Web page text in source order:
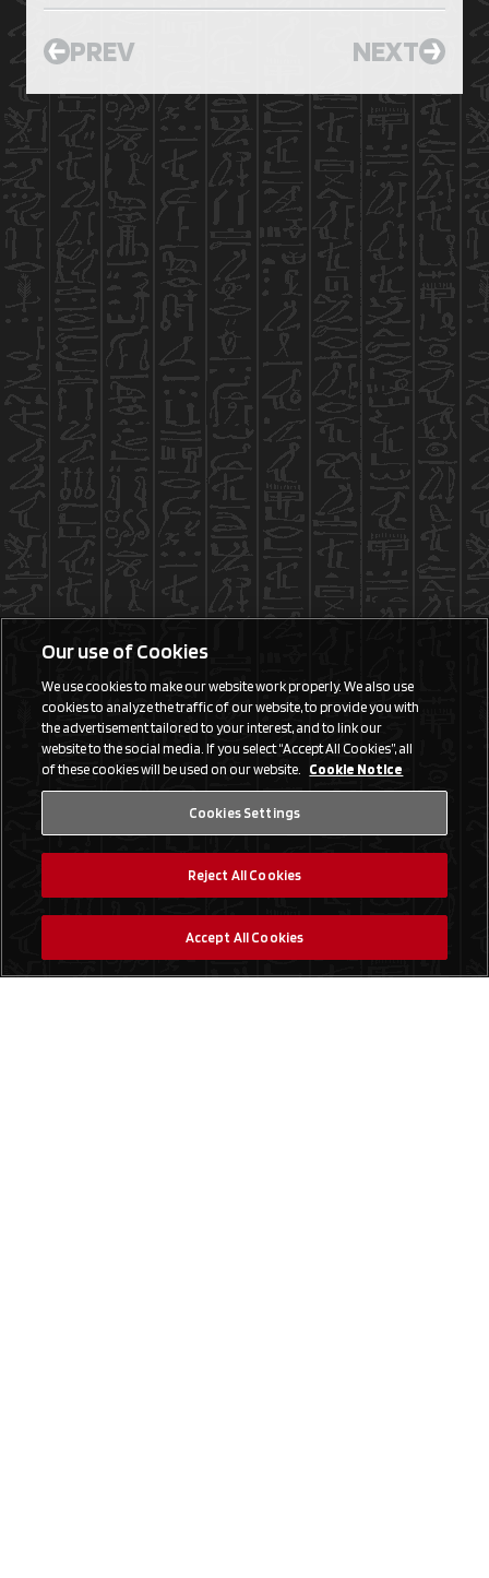
PREV NEXT
Our use of Cookies
We use cookies to make our website work properly. We also use
cookies to analyze the traffic of our website, to provide you with
the advertisement tailored to your interest, and to link our
website to the social media. If you select “Accept All Cookies”, all
of these cookies will be used on our website. Cookie Notice
Cookies Settings
Reject All Cookies
Accept All Cookies